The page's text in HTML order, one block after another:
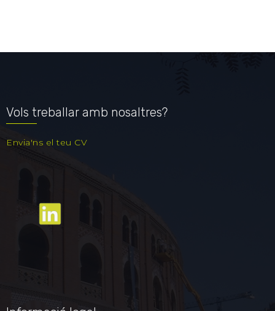
Vols treballar amb nosaltres?
Envia'ns el teu CV